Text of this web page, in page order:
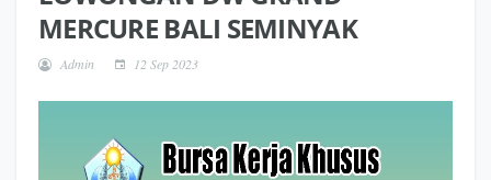
MERCURE BALI SEMINYAK
Admin 12 Sep 2023